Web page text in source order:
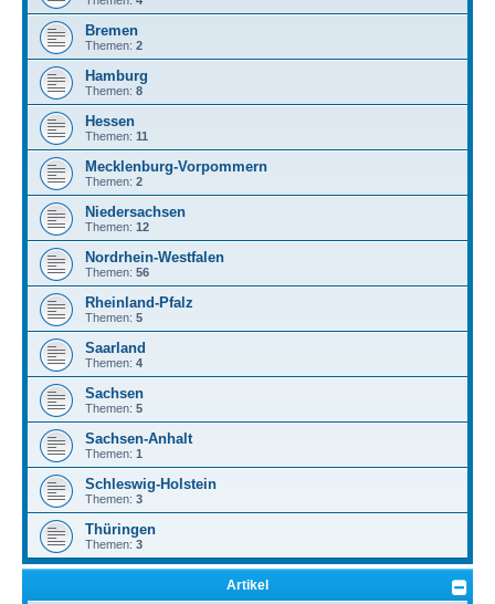
Bremen
Themen: 2
Hamburg
Themen: 8
Hessen
Themen: 11
Mecklenburg-Vorpommern
Themen: 2
Niedersachsen
Themen: 12
Nordrhein-Westfalen
Themen: 56
Rheinland-Pfalz
Themen: 5
Saarland
Themen: 4
Sachsen
Themen: 5
Sachsen-Anhalt
Themen: 1
Schleswig-Holstein
Themen: 3
Thüringen
Themen: 3
Artikel